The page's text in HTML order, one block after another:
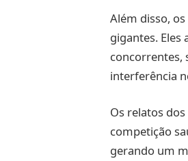
Além disso,
gigantes.
concorrentes,
interferência
Os relatos
competição
gerando um